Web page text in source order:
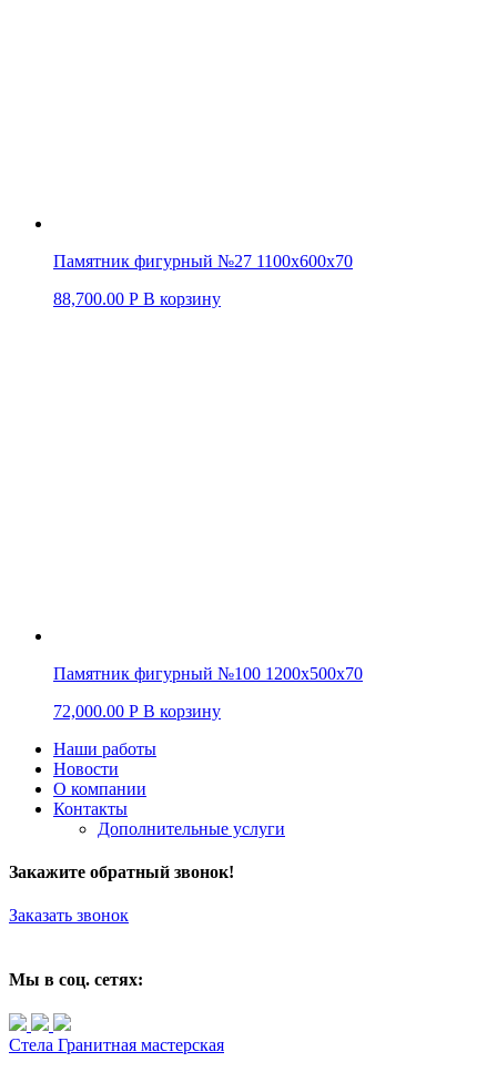
Памятник фигурный №27 1100х600х70
88,700.00 Р В корзину
Памятник фигурный №100 1200х500х70
72,000.00 Р В корзину
Наши работы
Новости
О компании
Контакты
Дополнительные услуги
Закажите обратный звонок!
Заказать звонок
Мы в соц. сетях:
Стела Гранитная мастерская